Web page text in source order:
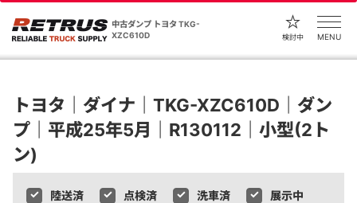
中古ダンプ トヨタ TKG-
XZC610D
検討中 MENU
トヨタ｜ダイナ｜TKG-XZC610D｜ダン
プ｜平成25年5月｜R130112｜小型(2ト
ン)
陸送済 点検済 洗車済
展示中